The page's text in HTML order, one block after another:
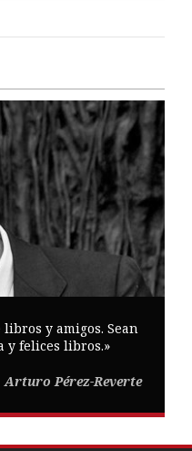
y amigos. Sean
y felices libros.»
Arturo Pérez-Reverte